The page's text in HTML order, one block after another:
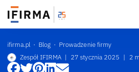
ifirma.pl Blog
Prowadzenie firmy
Zespół IFIRMA | 27 stycznia 2025 | 2